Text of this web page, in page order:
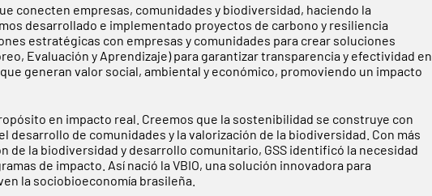
conecten empresas, comunidades y biodiversidad, haciendo la
desarrollado e implementado proyectos de carbono y resiliencia
estratégicas con empresas y comunidades para crear soluciones
Evaluación y Aprendizaje) para garantizar transparencia y efectividad en
generan valor social, ambiental y económico, promoviendo un impacto
en impacto real. Creemos que la sostenibilidad se construye con
de comunidades y la valorización de la biodiversidad. Con más
de la biodiversidad y desarrollo comunitario, GSS identificó la necesidad
de impacto. Así nació la VBIO, una solución innovadora para
la sociobioeconomía brasileña.